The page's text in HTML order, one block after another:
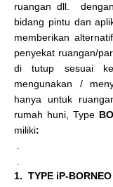
ruangan dll.
bidang pintu dan
memberikan
penyekat ruangan/
di tutup sesuai
mengunakan /
hanya untuk
rumah huni, Type
miliki:
1. TYPE iP-BORNEO